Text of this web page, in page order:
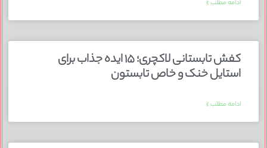
ادامه مطلب »
کفش تابستانی لاکچری؛ ۱۵ ایده‌ جذاب برای
استایل خنک و خاص تابستون
ادامه مطلب »